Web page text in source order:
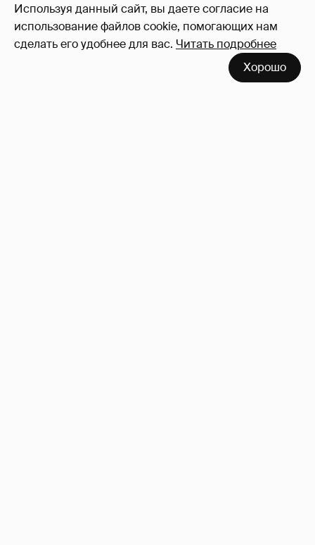
Используя данный сайт, вы даете согласие на
использование файлов cookie, помогающих нам
сделать его удобнее для вас. Читать подробнее
Хорошо